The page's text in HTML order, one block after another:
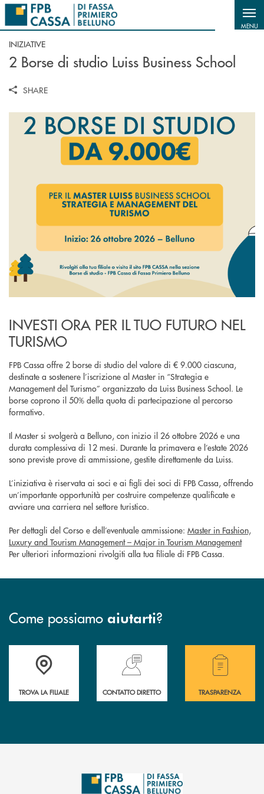
Salta al contenuto principale
MENU
INIZIATIVE
2 Borse di studio Luiss Business School
SHARE
INVESTI ORA PER IL TUO FUTURO NEL
TURISMO
FPB Cassa offre 2 borse di studio del valore di € 9.000 ciascuna,
destinate a sostenere l’iscrizione al Master in “Strategia e
Management del Turismo” organizzato da Luiss Business School. Le
borse coprono il 50% della quota di partecipazione al percorso
formativo.
Il Master si svolgerà a Belluno, con inizio il 26 ottobre 2026 e una
durata complessiva di 12 mesi. Durante la primavera e l’estate 2026
sono previste prove di ammissione, gestite direttamente da Luiss.
L’iniziativa è riservata ai soci e ai figli dei soci di FPB Cassa, offrendo
un’importante opportunità per costruire competenze qualificate e
avviare una carriera nel settore turistico.
Per dettagli del Corso e dell’eventuale ammissione: Master in Fashion,
Luxury and Tourism Management – Major in Tourism Management
Per ulteriori informazioni rivolgiti alla tua filiale di FPB Cassa.
Come possiamo aiutarti?
Accedi all' elenco completo delle filiali della Cassa Rurale.
TROVA LA FILIALE
Hai bisogno di assistenza immediata?
CONTATTO DIRETTO
Hai bisogno di
TRASPARENZA